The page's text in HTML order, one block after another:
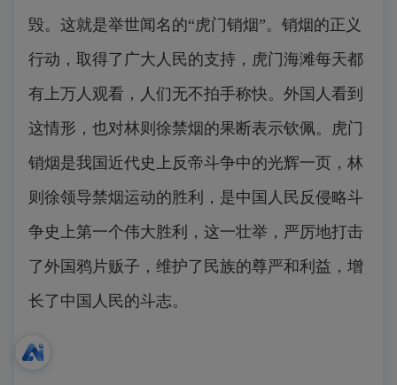
毁。这就是举世闻名的“虎门销烟”。销烟的正义
行动，取得了广大人民的支持，虎门海滩每天都
有上万人观看，人们无不拍手称快。外国人看到
这情形，也对林则徐禁烟的果断表示钦佩。虎门
销烟是我国近代史上反帝斗争中的光辉一页，林
则徐领导禁烟运动的胜利，是中国人民反侵略斗
争史上第一个伟大胜利，这一壮举，严厉地打击
了外国鸦片贩子，维护了民族的尊严和利益，增
长了中国人民的斗志。